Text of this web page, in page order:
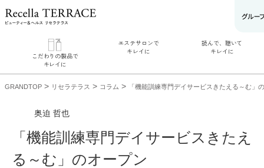
こだわりの製品で
キレイに
こだわりの製品でキ
SERIES#01 私たち
について
こだわり
SERIES#03 無添加
エステサロンで
キレイに
イに
リフティング認定と
は？
肌改善のプロとは？
読んで、聴いて
キレイに
に
お悩みから記事を探
す
ニキビ 日焼け 首のし
GRANDTOP > リセラテラス > コラム > 「機能訓練専門デイサービスきたえる～む」
奥迫 哲也
「機能訓練専門デイサービスきたえ
る～む」のオープン